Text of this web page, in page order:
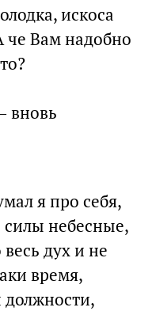
искоса
че Вам надобно
вновь
я про себя,
небесные,
дух и не
время,